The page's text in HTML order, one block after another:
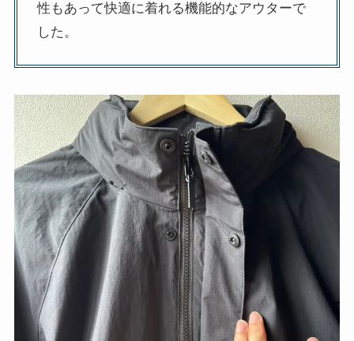
性もあって快適に着れる機能的なアウターで
した。